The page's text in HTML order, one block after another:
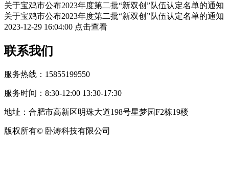
关于宝鸡市公布2023年度第二批“新双创”队伍认定名单的通知
关于宝鸡市公布2023年度第二批“新双创”队伍认定名单的通知
2023-12-29 16:04:00 点击查看
联系我们
服务热线：15855199550
服务时间：8:30-12:00 13:30-17:30
地址：合肥市高新区明珠大道198号星梦园F2栋19楼
版权所有© 卧涛科技有限公司